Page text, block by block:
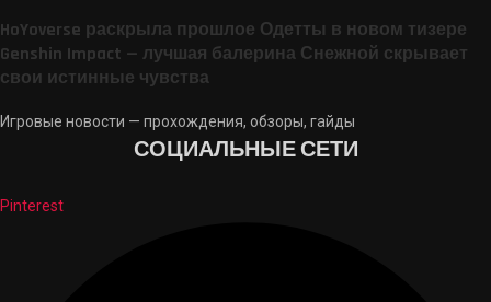
HoYoverse раскрыла прошлое Одетты в новом тизере
Genshin Impact — лучшая балерина Снежной скрывает
свои истинные чувства
Игровые новости — прохождения, обзоры, гайды
СОЦИАЛЬНЫЕ СЕТИ
Pinterest